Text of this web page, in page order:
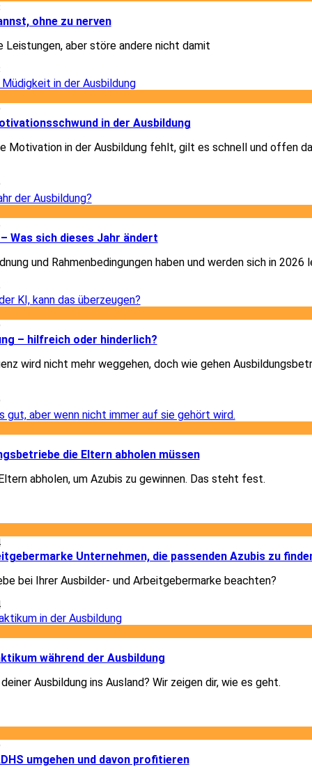
ohne zu nerven
Leistungen, aber störe andere nicht damit
in der Ausbildung
Motivation in der Ausbildung fehlt, gilt es schnell und offen
Was sich dieses Jahr ändert
und Rahmenbedingungen haben und werden sich in 2026
– hilfreich oder hinderlich?
wird nicht mehr weggehen, doch wie gehen
die Eltern abholen müssen
abholen, um Azubis zu gewinnen. Das steht fest.
Unternehmen, die passenden Azubis zu
bei Ihrer Ausbilder- und Arbeitgebermarke beachten?
während der Ausbildung
Ausbildung ins Ausland? Wir zeigen dir, wie es geht.
umgehen und davon profitieren